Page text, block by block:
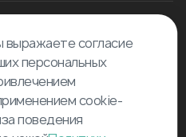
выражаете согласие
персональных
cookie-
поведения